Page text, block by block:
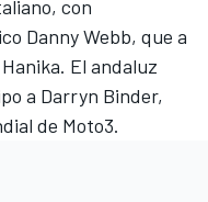
con
Danny Webb, que a
El andaluz
a Darryn Binder,
de Moto3.